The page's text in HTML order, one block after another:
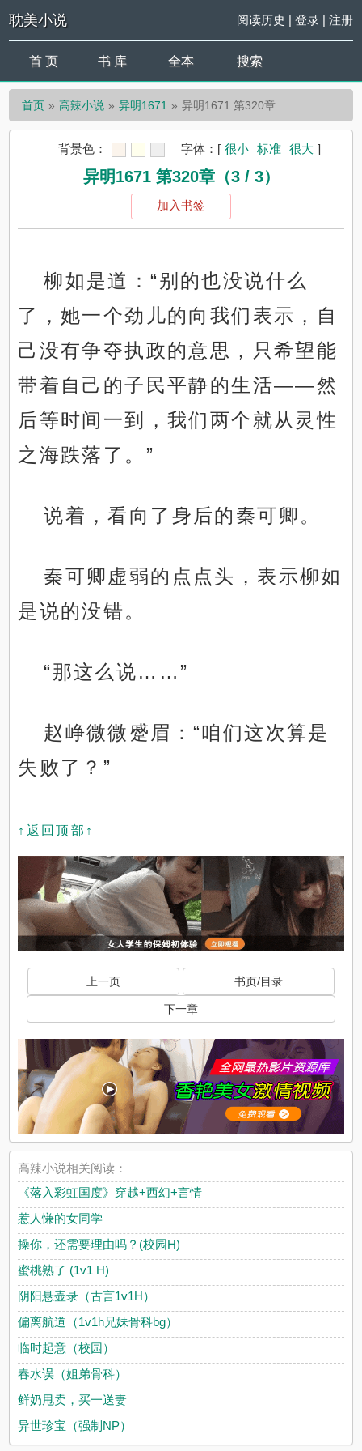
耽美小说 阅读历史 | 登录| 注册
首 页 书 库 全本 搜索
首页 高辣小说 异明1671 异明1671 第320章
背景色： 字体： [ 很小 标准 很大 ]
异明1671 第320章（3 / 3）
加入书签
柳如是道：“别的也没说什么
了，她一个劲儿的向我们表示，自
己没有争夺执政的意思，只希望能
带着自己的子民平静的生活——然
后等时间一到，我们两个就从灵性
之海跌落了。”
说着，看向了身后的秦可卿。
秦可卿虚弱的点点头，表示柳如
是说的没错。
“那这么说……”
赵峥微微蹙眉：“咱们这次算是
失败了？”
↑返回顶部↑
上一页 书页/目录
下一章
高辣小说相关阅读：
《落入彩虹国度》穿越+西幻+言情
惹人慊的女同学
操你，还需要理由吗？(校园H)
蜜桃熟了 (1v1 H)
阴阳悬壶录（古言1v1H）
偏离航道（1v1h兄妹骨科bg）
临时起意（校园）
春水误（姐弟骨科）
鲜奶甩卖，买一送妻
异世珍宝（强制NP）